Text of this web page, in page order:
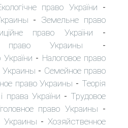
право України -
- Земельне право
право України -
право Украины -
- Налоговое право
Украины - Семейное право
право Украины - Теорія
права України - Трудовое
право Украины -
Украины - Хозяйственное